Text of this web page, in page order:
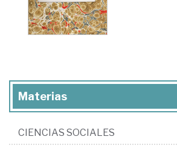
Materias
CIENCIAS SOCIALES